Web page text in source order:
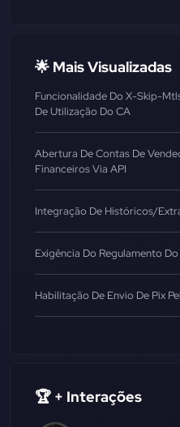
🌟 Mais Visualizadas
Funcionalidade Do X-Skip-
De Utilização Do CA
Abertura De Contas De
Financeiros Via API
Integração De Históricos/
Exigência Do Regulamento
Habilitação De Envio De Pix
🏆 + Interações